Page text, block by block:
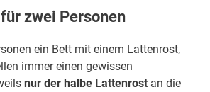
zwei Personen
ein Bett mit einem Lattenrost,
immer einen gewissen
nur der halbe Lattenrost an die